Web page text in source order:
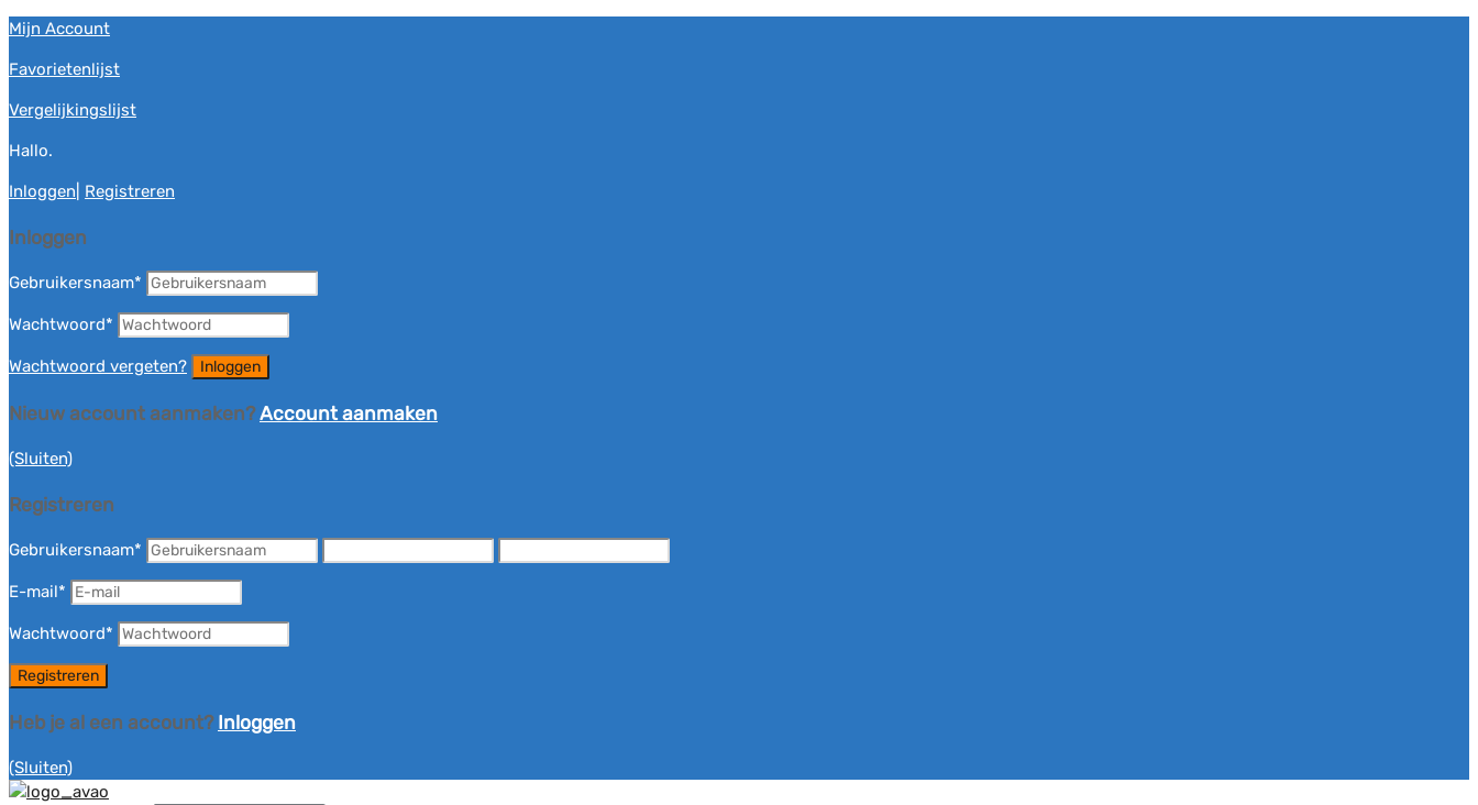
Mijn Account
Favorietenlijst
Vergelijkingslijst
Hallo.
Inloggen Registreren
Inloggen
Gebruikersnaam*
Wachtwoord*
Wachtwoord vergeten?
Nieuw account aanmaken?Account aanmaken
(Sluiten)
Registreren
Gebruikersnaam*
E-mail*
Wachtwoord*
Heb je al een account? Inloggen
(Sluiten)